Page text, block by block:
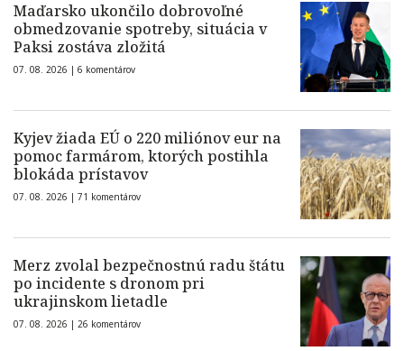
Maďarsko ukončilo dobrovoľné
obmedzovanie spotreby, situácia v
Paksi zostáva zložitá
07. 08. 2026 | 6 komentárov
Kyjev žiada EÚ o 220 miliónov eur na
pomoc farmárom, ktorých postihla
blokáda prístavov
07. 08. 2026 | 71 komentárov
Merz zvolal bezpečnostnú radu štátu
po incidente s dronom pri
ukrajinskom lietadle
07. 08. 2026 | 26 komentárov